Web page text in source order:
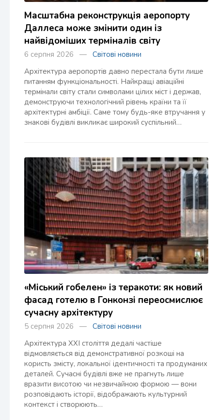
Масштабна реконструкція аеропорту
Даллеса може змінити один із
найвідоміших терміналів світу
6 серпня 2026 — Світові новини
Архітектура аеропортів давно перестала бути лише
питанням функціональності. Найкращі авіаційні
термінали світу стали символами цілих міст і держав,
демонструючи технологічний рівень країни та її
архітектурні амбіції. Саме тому будь-яке втручання у
знакові будівлі викликає широкий суспільний…
«Міський гобелен» із теракоти: як новий
фасад готелю в Гонконзі переосмислює
сучасну архітектуру
5 серпня 2026 — Світові новини
Архітектура XXI століття дедалі частіше
відмовляється від демонстративної розкоші на
користь змісту, локальної ідентичності та продуманих
деталей. Сучасні будівлі вже не прагнуть лише
вразити висотою чи незвичайною формою — вони
розповідають історії, відображають культурний
контекст і створюють…